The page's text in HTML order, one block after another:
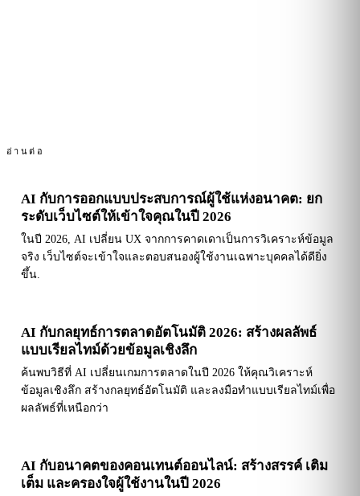
อ่านต่อ
AI กับการออกแบบประสบการณ์ผู้ใช้แห่งอนาคต: ยก
ระดับเว็บไซต์ให้เข้าใจคุณในปี 2026
ในปี 2026, AI เปลี่ยน UX จากการคาดเดาเป็นการวิเคราะห์ข้อมูล
จริง เว็บไซต์จะเข้าใจและตอบสนองผู้ใช้งานเฉพาะบุคคลได้ดียิ่ง
ขึ้น.
AI กับกลยุทธ์การตลาดอัตโนมัติ 2026: สร้างผลลัพธ์
แบบเรียลไทม์ด้วยข้อมูลเชิงลึก
ค้นพบวิธีที่ AI เปลี่ยนเกมการตลาดในปี 2026 ให้คุณวิเคราะห์
ข้อมูลเชิงลึก สร้างกลยุทธ์อัตโนมัติ และลงมือทำแบบเรียลไทม์เพื่อ
ผลลัพธ์ที่เหนือกว่า
AI กับอนาคตของคอนเทนต์ออนไลน์: สร้างสรรค์ เติม
เต็ม และครองใจผู้ใช้งานในปี 2026